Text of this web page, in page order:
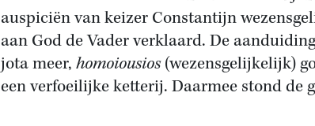
auspiciën van keizer Constantijn
aan God de Vader verklaard. De
jota meer, homoiousios(wezensgelijkelijk)
een verfoeilijke ketterij. Daarmee stond de